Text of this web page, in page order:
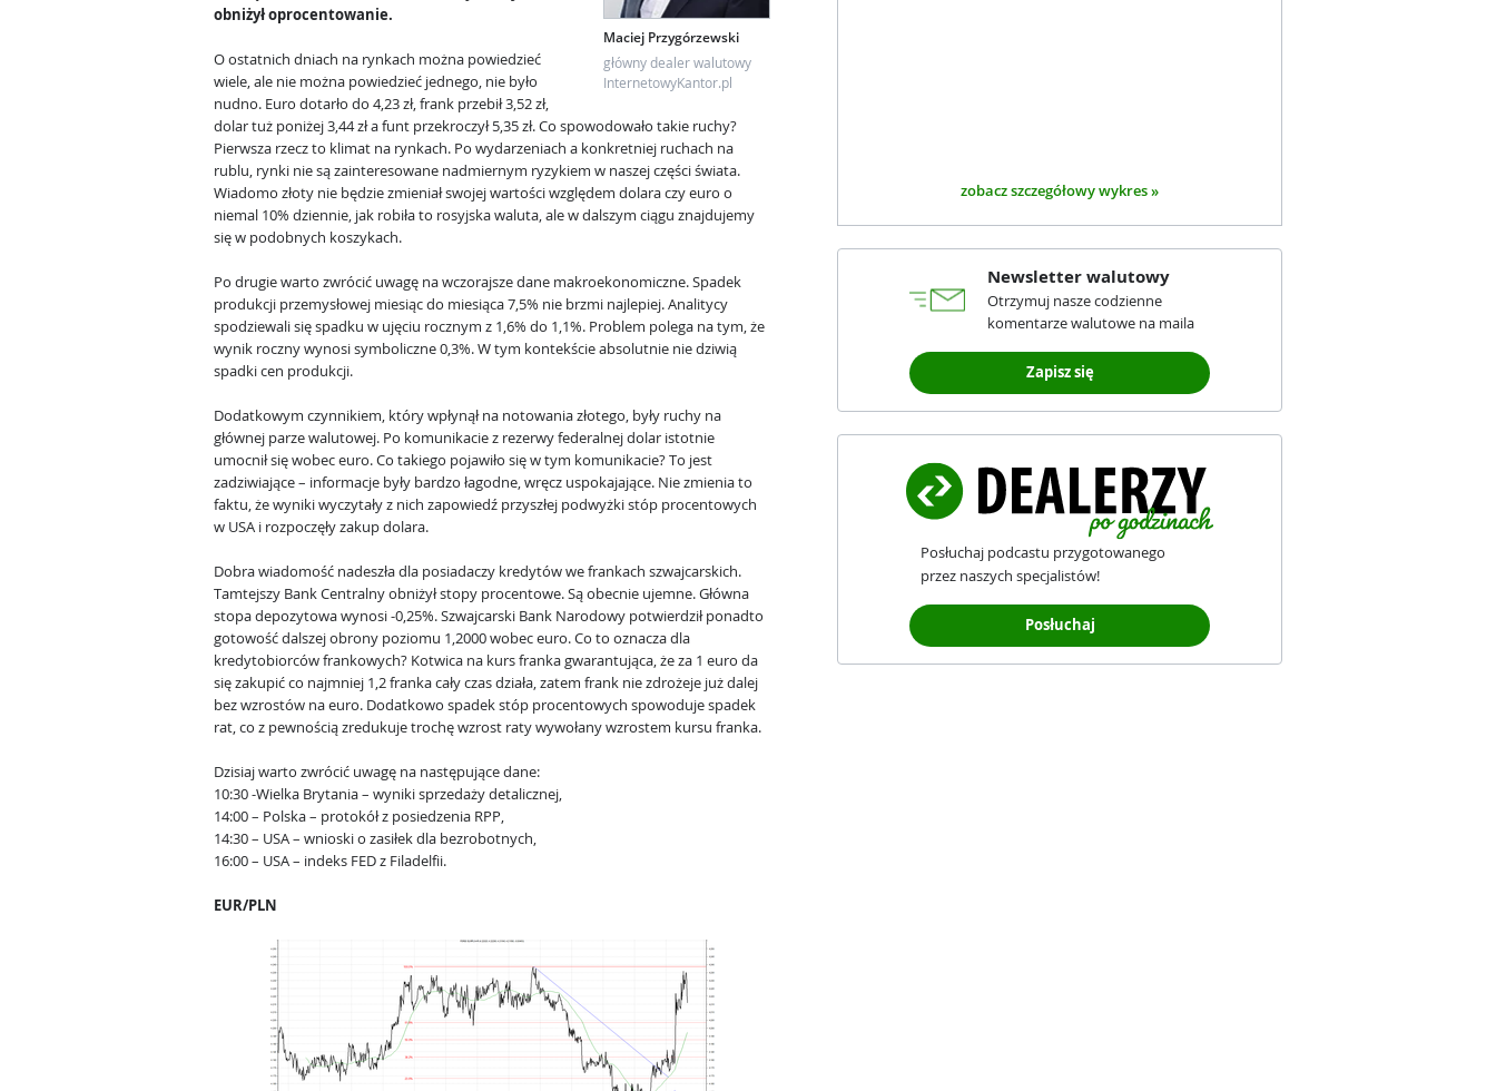
Maciej Przygórzewski
główny dealer walutowy
InternetowyKantor.pl
obniżył oprocentowanie.
O ostatnich dniach na rynkach można powiedzieć
wiele, ale nie można powiedzieć jednego, nie było
nudno. Euro dotarło do 4,23 zł, frank przebił 3,52 zł,
dolar tuż poniżej 3,44 zł a funt przekroczył 5,35 zł. Co spowodowało takie ruchy?
Pierwsza rzecz to klimat na rynkach. Po wydarzeniach a konkretniej ruchach na
rublu, rynki nie są zainteresowane nadmiernym ryzykiem w naszej części świata.
Wiadomo złoty nie będzie zmieniał swojej wartości względem dolara czy euro o
niemal 10% dziennie, jak robiła to rosyjska waluta, ale w dalszym ciągu znajdujemy
się w podobnych koszykach.
Po drugie warto zwrócić uwagę na wczorajsze dane makroekonomiczne. Spadek
produkcji przemysłowej miesiąc do miesiąca 7,5% nie brzmi najlepiej. Analitycy
spodziewali się spadku w ujęciu rocznym z 1,6% do 1,1%. Problem polega na tym, że
wynik roczny wynosi symboliczne 0,3%. W tym kontekście absolutnie nie dziwią
spadki cen produkcji.
Dodatkowym czynnikiem, który wpłynął na notowania złotego, były ruchy na
głównej parze walutowej. Po komunikacie z rezerwy federalnej dolar istotnie
umocnił się wobec euro. Co takiego pojawiło się w tym komunikacie? To jest
zadziwiające – informacje były bardzo łagodne, wręcz uspokajające. Nie zmienia to
faktu, że wyniki wyczytały z nich zapowiedź przyszłej podwyżki stóp procentowych
w USA i rozpoczęły zakup dolara.
Dobra wiadomość nadeszła dla posiadaczy kredytów we frankach szwajcarskich.
Tamtejszy Bank Centralny obniżył stopy procentowe. Są obecnie ujemne. Główna
stopa depozytowa wynosi -0,25%. Szwajcarski Bank Narodowy potwierdził ponadto
gotowość dalszej obrony poziomu 1,2000 wobec euro. Co to oznacza dla
kredytobiorców frankowych? Kotwica na kurs franka gwarantująca, że za 1 euro da
się zakupić co najmniej 1,2 franka cały czas działa, zatem frank nie zdrożeje już dalej
bez wzrostów na euro. Dodatkowo spadek stóp procentowych spowoduje spadek
rat, co z pewnością zredukuje trochę wzrost raty wywołany wzrostem kursu franka.
Dzisiaj warto zwrócić uwagę na następujące dane:
10:30 -Wielka Brytania – wyniki sprzedaży detalicznej,
14:00 – Polska – protokół z posiedzenia RPP,
14:30 – USA – wnioski o zasiłek dla bezrobotnych,
16:00 – USA – indeks FED z Filadelfii.
EUR/PLN
zobacz szczegółowy wykres »
Newsletter walutowy
Otrzymuj nasze codzienne
komentarze walutowe na maila
Zapisz się
Posłuchaj podcastu przygotowanego
przez naszych specjalistów!
Posłuchaj